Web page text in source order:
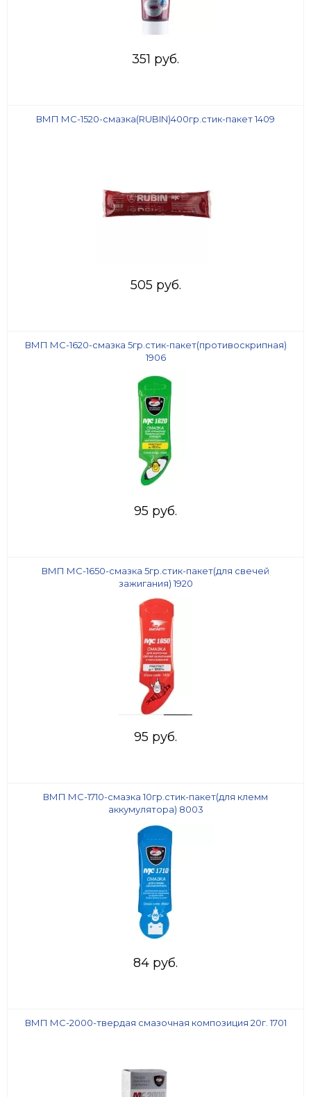
351 руб.
ВМП МС-1520-смазка(RUBIN)400гр.стик-пакет 1409
505 руб.
ВМП МС-1620-смазка 5гр.стик-пакет(противоскрипная)
1906
95 руб.
ВМП МС-1650-смазка 5гр.стик-пакет(для свечей
зажигания) 1920
95 руб.
ВМП МС-1710-смазка 10гр.стик-пакет(для клемм
аккумулятора) 8003
84 руб.
ВМП МС-2000-твердая смазочная композиция 20г. 1701